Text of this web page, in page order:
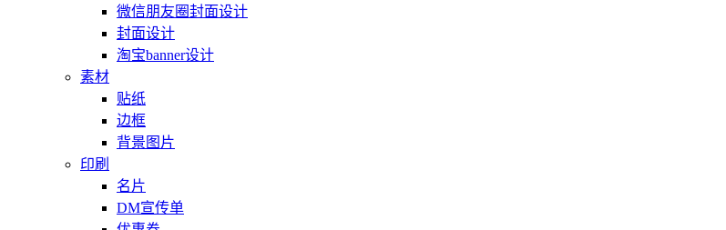
微信朋友圈封面设计
封面设计
淘宝banner设计
素材
贴纸
边框
背景图片
印刷
名片
DM宣传单